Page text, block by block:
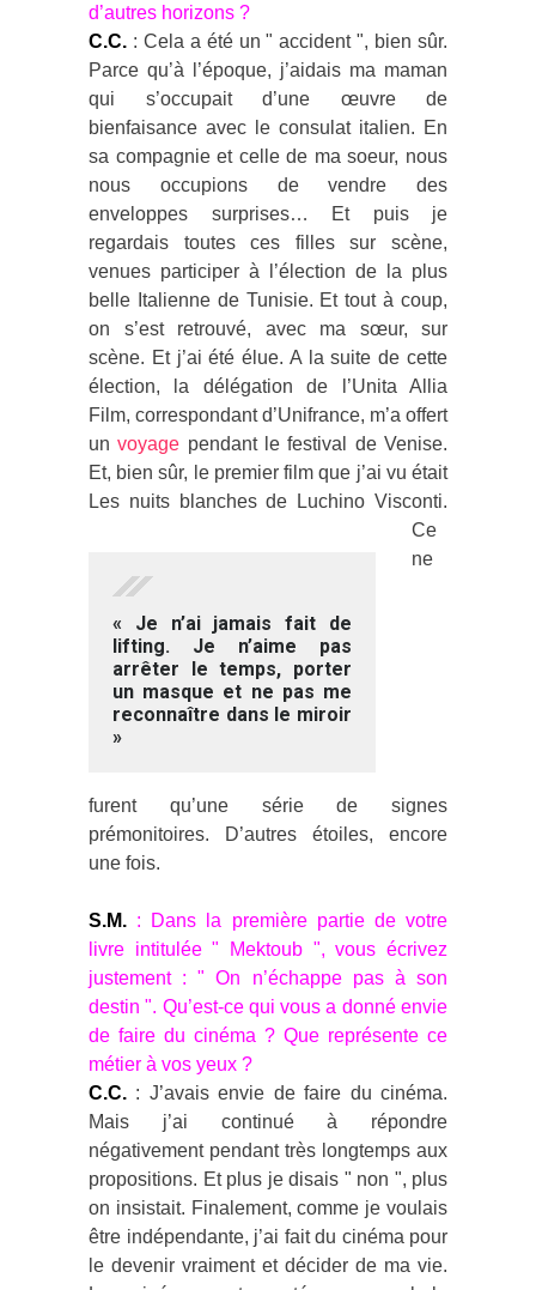
d’autres horizons ?
C.C. : Cela a été un " accident ", bien sûr.
Parce qu’à l’époque, j’aidais ma maman
qui s’occupait d’une œuvre de
bienfaisance avec le consulat italien. En
sa compagnie et celle de ma soeur, nous
nous occupions de vendre des
enveloppes surprises… Et puis je
regardais toutes ces filles sur scène,
venues participer à l’élection de la plus
belle Italienne de Tunisie. Et tout à coup,
on s’est retrouvé, avec ma sœur, sur
scène. Et j’ai été élue. A la suite de cette
élection, la délégation de l’Unita Allia
Film, correspondant d’Unifrance, m’a offert
unvoyage pendant le festival de Venise.
Et, bien sûr, le premier film que j’ai vu était
Les nuits blanches de Luchino Visconti.
« Je n’ai jamais fait de
lifting. Je n’aime pas
arrêter le temps, porter
un masque et ne pas me
reconnaître dans le miroir
»
Ce
ne
furent qu’une série de signes
prémonitoires. D’autres étoiles, encore
une fois.
S.M. : Dans la première partie de votre
livre intitulée " Mektoub ", vous écrivez
justement : " On n’échappe pas à son
destin ". Qu’est-ce qui vous a donné envie
de faire du cinéma ? Que représente ce
métier à vos yeux ?
C.C. : J’avais envie de faire du cinéma.
Mais j’ai continué à répondre
négativement pendant très longtemps aux
propositions. Et plus je disais " non ", plus
on insistait. Finalement, comme je voulais
être indépendante, j’ai fait du cinéma pour
le devenir vraiment et décider de ma vie.